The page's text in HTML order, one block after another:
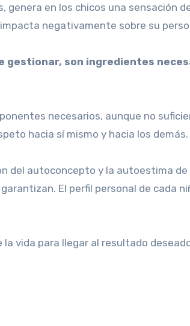
genera en los chicos una sensación
negativamente sobre su
gestionar, son ingredientes
necesarios, aunque no
hacia sí mismo y hacia los demás.
del autoconcepto y la autoestima de
El perfil personal de cada
vida para llegar al resultado